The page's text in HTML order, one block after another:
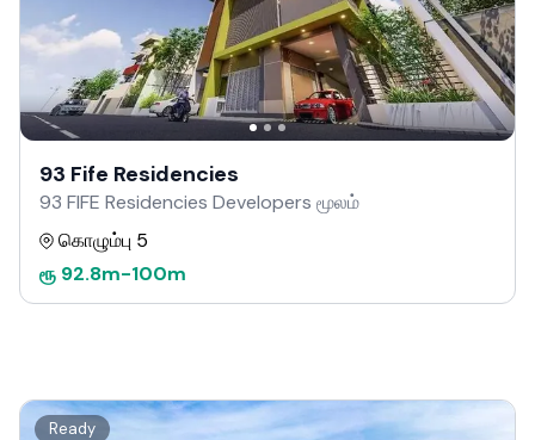
93 Fife Residencies
93 FIFE Residencies Developers மூலம்
கொழும்பு 5
ரூ 92.8m-100m
Ready